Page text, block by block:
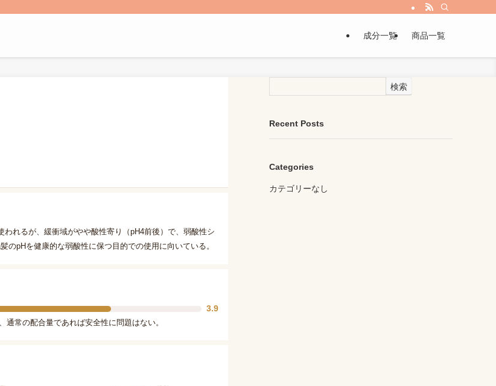
成分一覧 商品一覧
れるが、緩衝域がやや酸性寄り（pH4前後）で、弱酸性シ
のpHを健康的な弱酸性に保つ目的での使用に向いている。
3.9
常の配合量であれば安全性に問題はない。
検索
Recent Posts
Categories
カテゴリーなし